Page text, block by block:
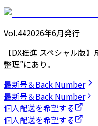
Vol.442026年6月発行
【DX推進 スペシャル版
整理”にあり。
最新号＆Back Number
最新号＆Back Number
個人配送を希望する
個人配送を希望する